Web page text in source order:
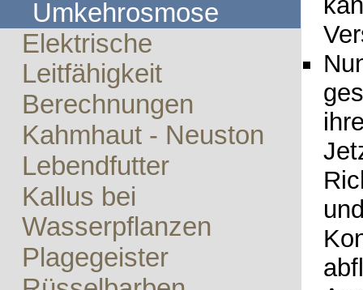
Umkehrosmose
Elektrische
Leitfähigkeit
Berechnungen
Kahmhaut - Neuston
Lebendfutter
Kallus bei
Wasserpflanzen
Plagegeister